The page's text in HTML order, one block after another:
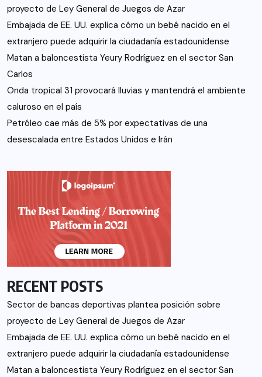
proyecto de Ley General de Juegos de Azar
Embajada de EE. UU. explica cómo un bebé nacido en el
extranjero puede adquirir la ciudadanía estadounidense
Matan a baloncestista Yeury Rodríguez en el sector San
Carlos
Onda tropical 31 provocará lluvias y mantendrá el ambiente
caluroso en el país
Petróleo cae más de 5% por expectativas de una
desescalada entre Estados Unidos e Irán
RECENT POSTS
Sector de bancas deportivas plantea posición sobre
proyecto de Ley General de Juegos de Azar
Embajada de EE. UU. explica cómo un bebé nacido en el
extranjero puede adquirir la ciudadanía estadounidense
Matan a baloncestista Yeury Rodríguez en el sector San